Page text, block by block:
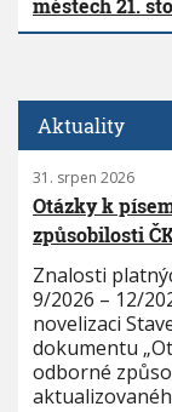
městech 21.
Aktuality
31. srpen 2026
Otázky k
způsobilosti
Znalosti
9/2026 – 12/
novelizaci
dokumentu
odborné